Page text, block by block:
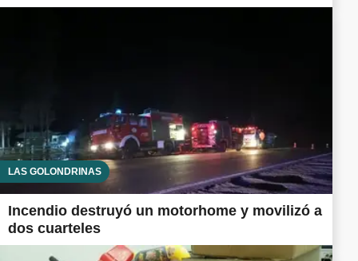
LAS GOLONDRINAS
Incendio destruyó un motorhome y movilizó a
dos cuarteles